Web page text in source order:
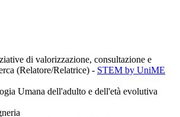
di valorizzazione, consultazione e
(Relatore/Relatrice) - STEM by UniME
Umana dell'adulto e dell'età evolutiva